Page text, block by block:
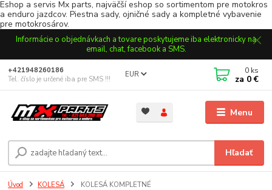
Eshop a servis Mx parts, najväčší eshop so sortimentom pre motokros
a enduro jazdcov. Piestna sady, ojničné sady a kompletné vybavenie
pre motokrosárov.
Informácie o objednávkach a tovare poskytujeme iba elektronicky na
email, chat, facebook a SMS.
Menu
EUR
Hľadať
+421948260186
Tel. číslo je určené iba pre SMS !!!
0 ks
za 0 €
Úvod KOLESÁ KOLESÁ KOMPLETNÉ